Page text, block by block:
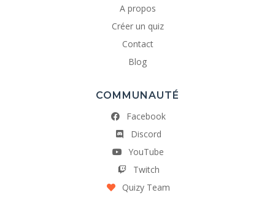
A propos
Créer un quiz
Contact
Blog
COMMUNAUTÉ
Facebook
Discord
YouTube
Twitch
Quizy Team